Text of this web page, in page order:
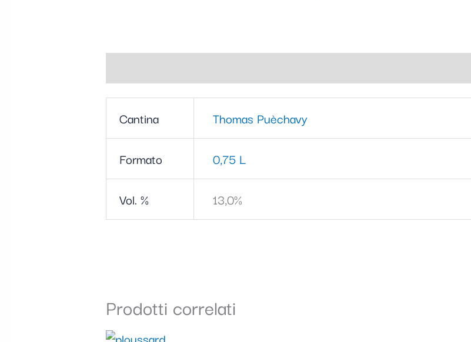
Cantina Thomas Puèchavy
Formato 0,75 L
Vol. % 13,0%
Prodotti correlati